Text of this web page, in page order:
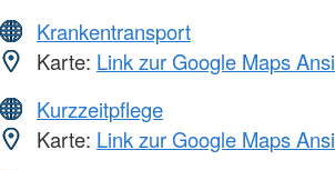
Krankentransport
Karte: Link zur Google Maps
Kurzzeitpflege
Karte: Link zur Google Maps